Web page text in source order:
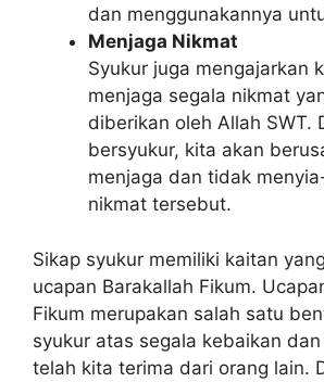
dan menggunakannya
Menjaga Nikmat
Syukur juga mengajarkan
menjaga segala nikmat
diberikan oleh Allah SWT.
bersyukur, kita akan
menjaga dan tidak
nikmat tersebut.
Sikap syukur memiliki kaitan
ucapan Barakallah Fikum.
Fikum merupakan salah satu
syukur atas segala kebaikan
telah kita terima dari orang lain.